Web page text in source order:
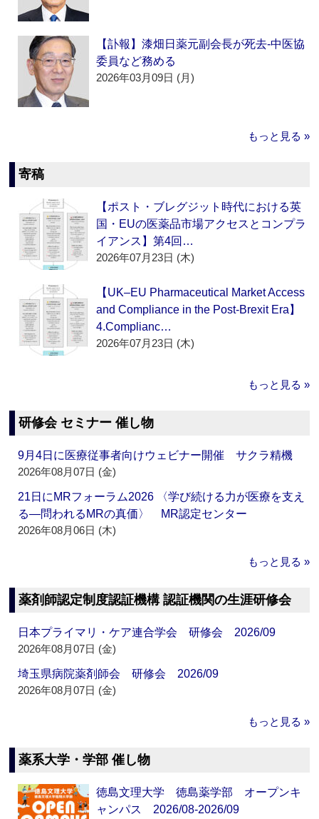
【訃報】漆畑日薬元副会長が死去‐中医協
委員など務める
2026年03月09日 (月)
もっと見る »
寄稿
【ポスト・ブレグジット時代における英
国・EUの医薬品市場アクセスとコンプラ
イアンス】第4回…
2026年07月23日 (木)
【UK–EU Pharmaceutical Market Access
and Compliance in the Post-Brexit Era】
4.Complianc…
2026年07月23日 (木)
もっと見る »
研修会 セミナー 催し物
9月4日に医療従事者向けウェビナー開催 サクラ精機
2026年08月07日 (金)
21日にMRフォーラム2026 〈学び続ける力が医療を支え
る―問われるMRの真価〉 MR認定センター
2026年08月06日 (木)
もっと見る »
薬剤師認定制度認証機構 認証機関の生涯研修会
日本プライマリ・ケア連合学会 研修会 2026/09
2026年08月07日 (金)
埼玉県病院薬剤師会 研修会 2026/09
2026年08月07日 (金)
もっと見る »
薬系大学・学部 催し物
徳島文理大学 徳島薬学部 オープンキ
ャンパス 2026/08-2026/09